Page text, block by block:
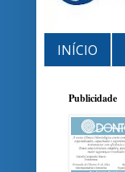
INÍCIO
Publicidade